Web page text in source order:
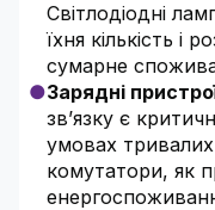
Світлодіодні
їхня кількість і
сумарне
Зарядні
зв’язку є
умовах
комутатори, як